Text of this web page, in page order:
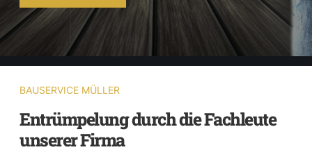
BAUSERVICE MÜLLER
Entrümpelung durch die Fachleute
unserer Firma